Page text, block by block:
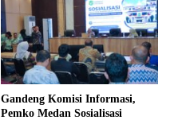
Gandeng Komisi Informasi,
Pemko Medan Sosialisasi